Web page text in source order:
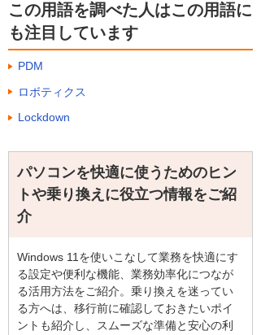
この用語を調べた人はこの用語に
も注目しています
PDM
ロボティクス
Lockdown
パソコンを快適に使うためのヒン
トや乗り換えに役立つ情報をご紹
介
Windows 11を使いこなして業務を快適にす
る設定や便利な機能、業務効率化につなが
る活用方法をご紹介。乗り換えを迷ってい
る方へは、移行前に確認しておきたいポイ
ントも紹介し、スムーズな準備と安心の利